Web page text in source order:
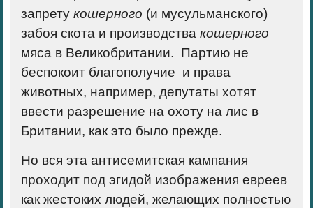
запрету кошерного (и мусульманского)
забоя скота и производства кошерного
мяса в Великобритании. Партию не
беспокоит благополучие и права
животных, например, депутаты хотят
ввести разрешение на охоту на лис в
Британии, как это было прежде.
Но вся эта антисемитская кампания
проходит под эгидой изображения евреев
как жестоких людей, желающих полностью